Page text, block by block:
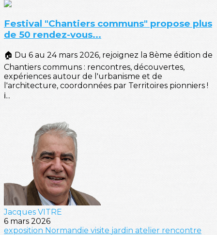
Festival "Chantiers communs" propose plus
de 50 rendez-vous...
🏠 Du 6 au 24 mars 2026, rejoignez la 8ème édition de
Chantiers communs : rencontres, découvertes,
expériences autour de l'urbanisme et de
l'architecture, coordonnées par Territoires pionniers !
ℹ️...
Jacques VITRE
6 mars 2026
exposition Normandie visite jardin atelier rencontre